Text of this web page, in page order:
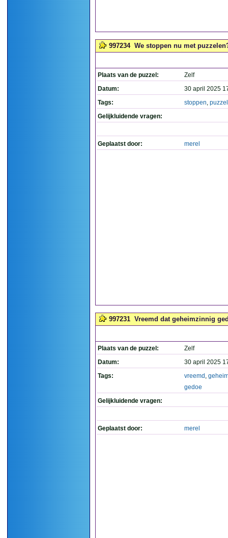
997234 We stoppen nu met
Plaats van de puzzel:
Zelf
Datum:
30 april 2025
Tags:
stoppen,
Gelijkluidende vragen:
Geplaatst door: merel
997231 Vreemd dat geheimzinnig
Plaats van de puzzel:
Zelf
Datum:
30 april 2025
Tags:
vreemd ,
gedoe
Gelijkluidende vragen:
Geplaatst door: merel